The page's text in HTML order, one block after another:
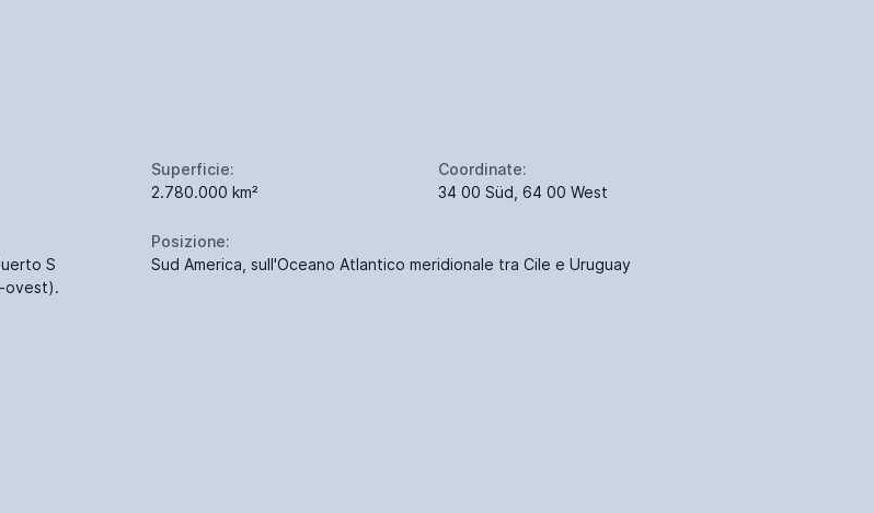
Superficie:
2.780.000 km²
Coordinate:
34 00 Süd, 64 00 West
S
ovest).
Posizione:
Sud America, sull'Oceano Atlantico meridionale tra Cile e Uruguay